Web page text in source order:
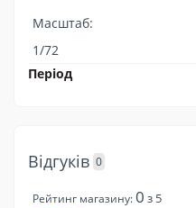
Масштаб:
1/72
Період
Відгуків 0
Рейтинг магазину:0 з 5